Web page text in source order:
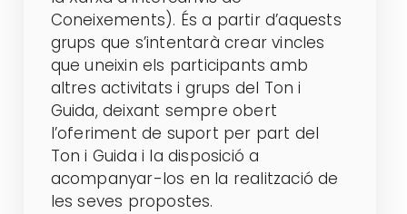
Coneixements). És a partir d’aquests
grups que s’intentarà crear vincles
que uneixin els participants amb
altres activitats i grups del Ton i
Guida, deixant sempre obert
l’oferiment de suport per part del
Ton i Guida i la disposició a
acompanyar-los en la realització de
les seves propostes.